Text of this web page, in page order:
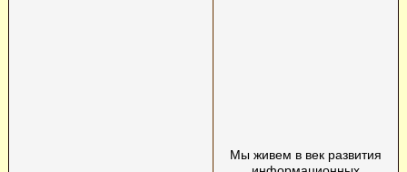
Мы живем в век развития